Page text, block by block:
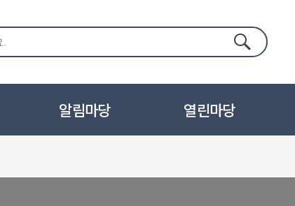
검색
알림마당 열린마당